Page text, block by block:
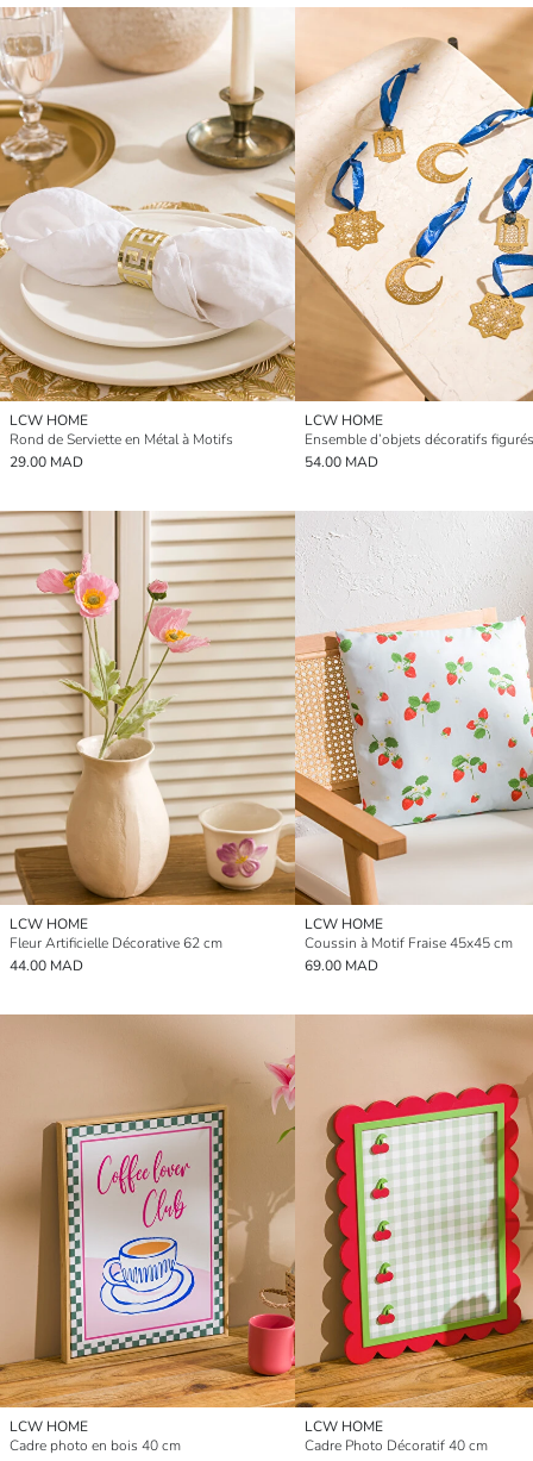
LCW HOME
Rond de Serviette en Métal à Motifs
29.00 MAD
LCW HOME
54.00 MAD
LCW HOME
Fleur Artificielle Décorative 62 cm
44.00 MAD
LCW HOME
Coussin à Motif Fraise 45x45 cm
69.00 MAD
LCW HOME
Cadre photo en bois 40 cm
LCW HOME
Cadre Photo Décoratif 40 cm